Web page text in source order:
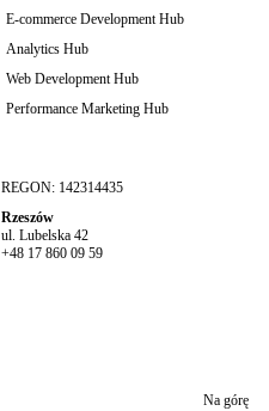
E-commerce Development Hub
Analytics Hub
Web Development Hub
Performance Marketing Hub
REGON: 142314435
Rzeszów
ul. Lubelska 42
+48 17 860 09 59
Na górę